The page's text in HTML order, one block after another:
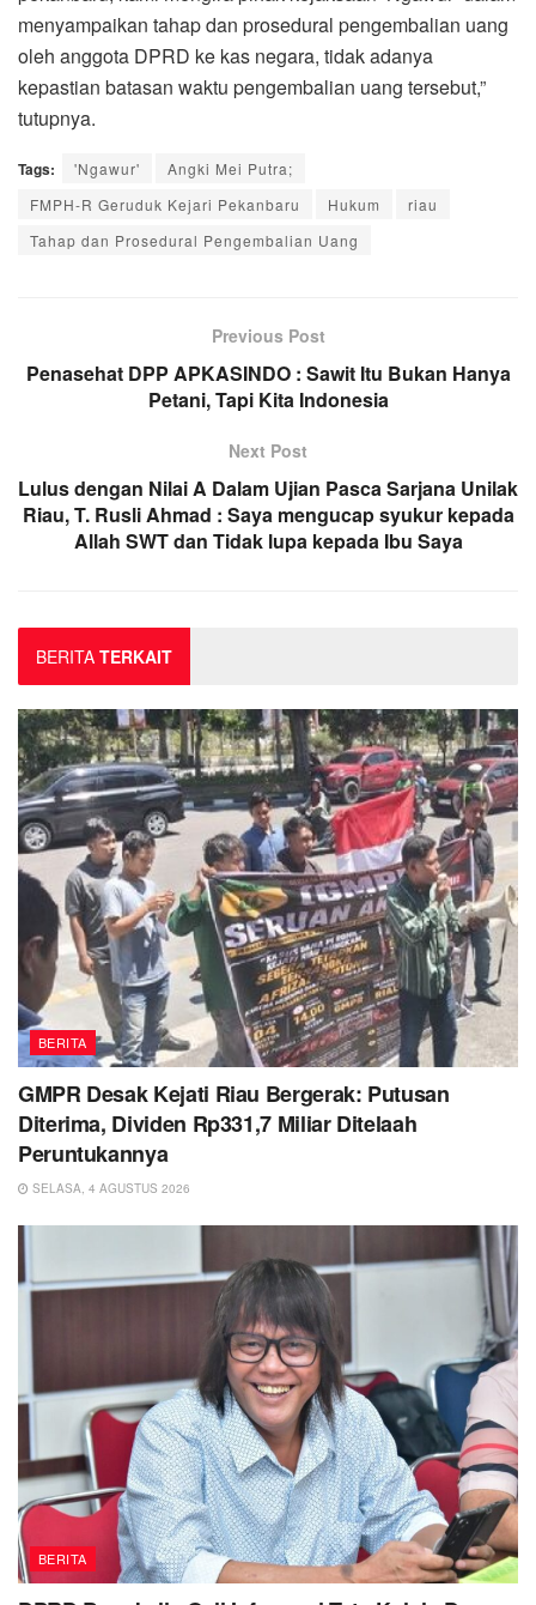
menyampaikan tahap dan prosedural pengembalian uang
oleh anggota DPRD ke kas negara, tidak adanya
kepastian batasan waktu pengembalian uang tersebut,”
tutupnya.
Tags: 'Ngawur'
Angki Mei Putra;
FMPH-R Geruduk Kejari Pekanbaru
Hukum
riau
Tahap dan Prosedural Pengembalian Uang
Previous Post
Penasehat DPP APKASINDO : Sawit Itu Bukan Hanya
Petani, Tapi Kita Indonesia
Next Post
Lulus dengan Nilai A Dalam Ujian Pasca Sarjana Unilak
Riau, T. Rusli Ahmad : Saya mengucap syukur kepada
Allah SWT dan Tidak lupa kepada Ibu Saya
BERITA TERKAIT
BERITA
GMPR Desak Kejati Riau Bergerak: Putusan
Diterima, Dividen Rp331,7 Miliar Ditelaah
Peruntukannya
SELASA, 4 AGUSTUS 2026
BERITA